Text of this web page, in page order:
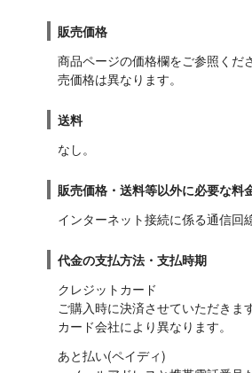
販売価格
商品ページの価格欄をご参照くだ
売価格は異なります。
送料
なし。
販売価格・送料等以外に必要な料
インターネット接続に係る通信回
代金の支払方法・支払時期
クレジットカード
ご購入時に決済させていただきま
カード会社により異なります。
あと払い(ペイディ)